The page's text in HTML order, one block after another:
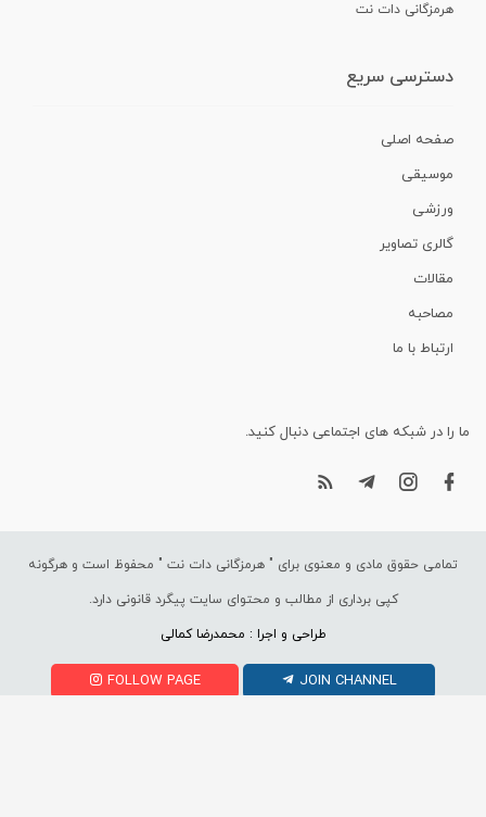
هرمزگانی دات نت
دسترسی سریع
صفحه اصلی
موسیقی
ورزشی
گالری تصاویر
مقالات
مصاحبه
ارتباط با ما
ما را در شبکه های اجتماعی دنبال کنید.
تمامی حقوق مادی و معنوی برای " هرمزگانی دات نت " محفوظ است و هرگونه
کپی برداری از مطالب و محتوای سایت پیگرد قانونی دارد.
طراحی و اجرا : محمدرضا کمالی
FOLLOW PAGE JOIN CHANNEL